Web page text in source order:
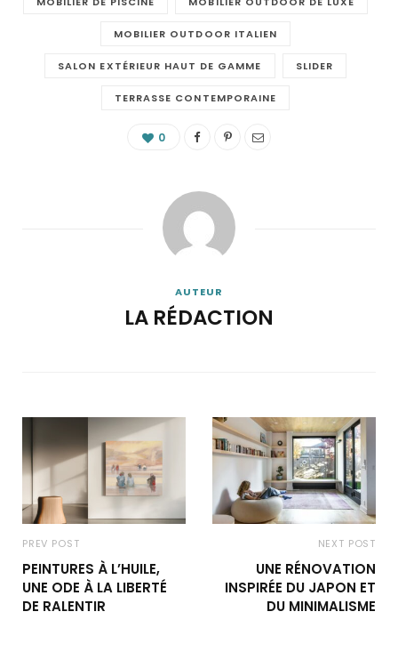
MOBILIER OUTDOOR ITALIEN
SALON EXTÉRIEUR HAUT DE GAMME SLIDER
TERRASSE CONTEMPORAINE
0
AUTEUR
LA RÉDACTION
PREV POST
PEINTURES À L’HUILE,
UNE ODE À LA LIBERTÉ
DE RALENTIR
NEXT POST
UNE RÉNOVATION
INSPIRÉE DU JAPON ET
DU MINIMALISME